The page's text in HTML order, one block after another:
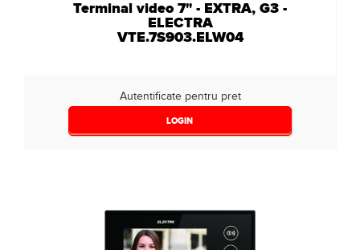
Terminal video 7" - EXTRA, G3 -
ELECTRA
VTE.7S903.ELW04
Autentificate pentru pret
LOGIN